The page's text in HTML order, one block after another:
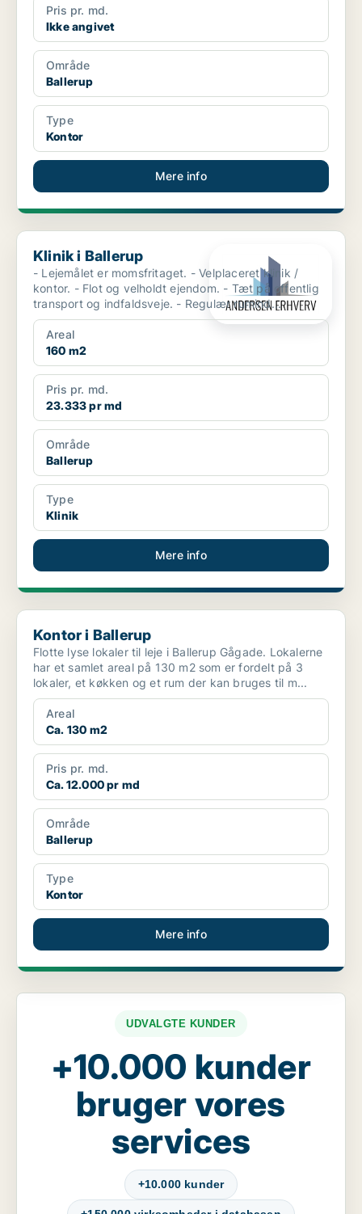
Pris pr. md.
Ikke angivet
Område
Ballerup
Type
Kontor
Mere info
Klinik i Ballerup
Klinik i Ballerup
- Lejemålet er momsfritaget. - Velplaceret klinik /
kontor. - Flot og velholdt ejendom. - Tæt på offentlig
transport og indfaldsveje. - Regulær rumind...
Areal
160 m2
Pris pr. md.
23.333 pr md
Område
Ballerup
Type
Klinik
Mere info
Kontor i Ballerup
Kontor i Ballerup
Flotte lyse lokaler til leje i Ballerup Gågade. Lokalerne
har et samlet areal på 130 m2 som er fordelt på 3
lokaler, et køkken og et rum der kan bruges til m...
Areal
Ca. 130 m2
Pris pr. md.
Ca. 12.000 pr md
Område
Ballerup
Type
Kontor
Mere info
UDVALGTE KUNDER
+10.000 kunder
bruger vores
services
+10.000 kunder